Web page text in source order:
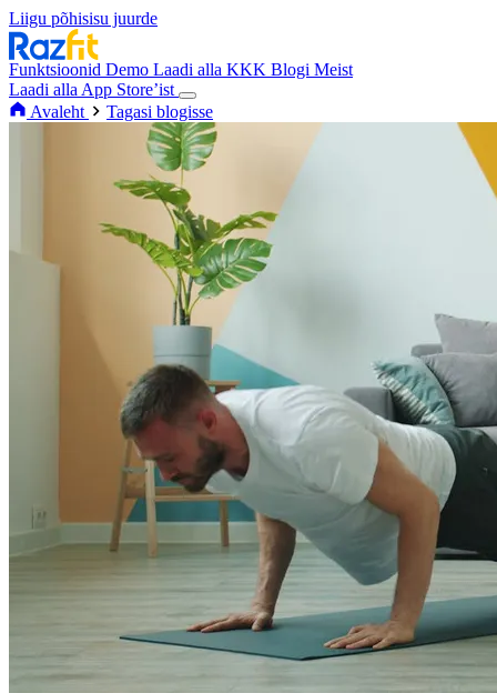
Liigu põhisisu juurde
Funktsioonid Demo Laadi alla KKK Blogi Meist
Laadi alla App Store’ist
Avaleht
Tagasi blogisse